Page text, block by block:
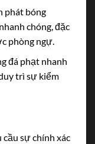
phát bóng
chóng, đặc
phòng ngự.
đá phạt nhanh
trì sự kiểm
sự chính xác